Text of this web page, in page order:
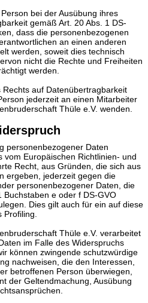
bei der Ausübung ihres
gemäß Art. 20 Abs. 1 DS-
dass die personenbezogenen
an einen anderen
werden, soweit dies technisch
nicht die Rechte und Freiheiten
werden.
auf Datenübertragbarkeit
jederzeit an einen Mitarbeiter
Thüle e.V. wenden.
personenbezogener Daten
vom Europäischen Richtlinien- und
Recht, aus Gründen, die sich aus
ergeben, jederzeit gegen die
personenbezogener Daten, die
Buchstaben e oder f DS-GVO
Dies gilt auch für ein auf diese
Profiling.
Thüle e.V. verarbeitet
im Falle des Widerspruchs
können zwingende schutzwürdige
nachweisen, die den Interessen,
betroffenen Person überwiegen,
der Geltendmachung, Ausübung